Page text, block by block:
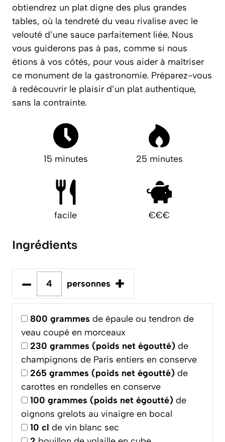
obtiendrez un plat digne des plus grandes
tables, où la tendreté du veau rivalise avec le
velouté d’une sauce parfaitement liée. Nous
vous guiderons pas à pas, comme si nous
étions à vos côtés, pour vous aider à maîtriser
ce monument de la gastronomie. Préparez-vous
à redécouvrir le plaisir d’un plat authentique,
sans la contrainte.
15 minutes 25 minutes
facile €€€
Ingrédients
– personnes +
800 grammes de épaule ou tendron de
veau coupé en morceaux
230 grammes (poids net égoutté) de
champignons de Paris entiers en conserve
265 grammes (poids net égoutté) de
carottes en rondelles en conserve
100 grammes (poids net égoutté) de
oignons grelots au vinaigre en bocal
10 cl de vin blanc sec